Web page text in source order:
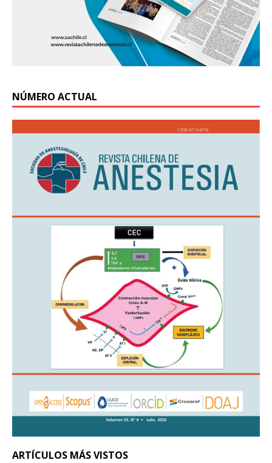
NÚMERO ACTUAL
ARTÍCULOS MÁS VISTOS